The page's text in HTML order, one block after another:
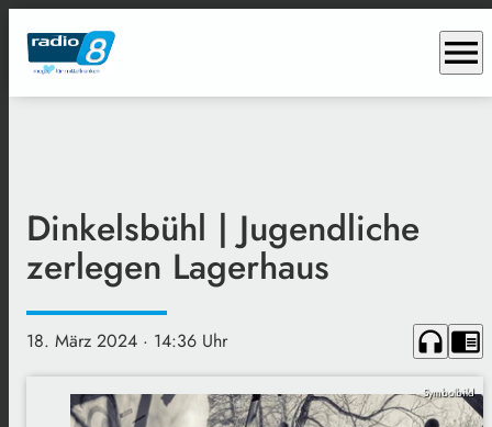
menu
Dinkelsbühl | Jugendliche
zerlegen Lagerhaus
18. März 2024 · 14:36 Uhr headphones chrome_reader_mode
Symbolbild